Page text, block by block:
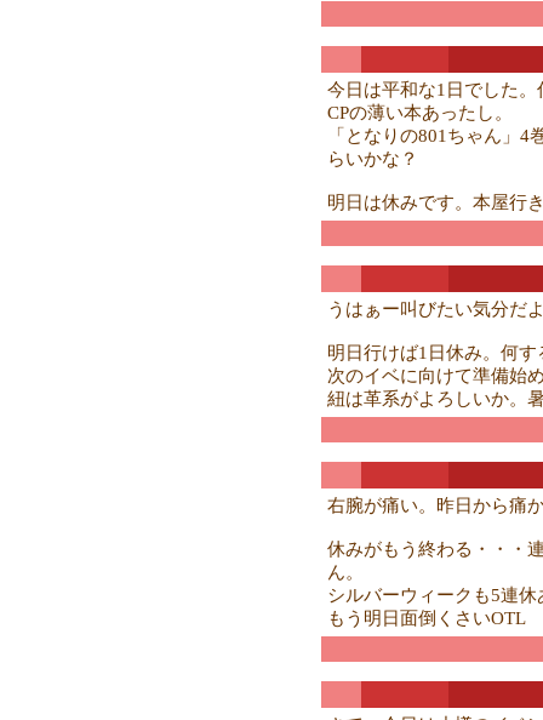
今日は平和な1日でした
CPの薄い本あったし。
「となりの801ちゃん」
らいかな？
明日は休みです。本屋行
うはぁー叫びたい気分だ
明日行けば1日休み。何す
次のイベに向けて準備始
紐は革系がよろしいか。
右腕が痛い。昨日から痛
休みがもう終わる・・・
ん。
シルバーウィークも5連
もう明日面倒くさいOTL